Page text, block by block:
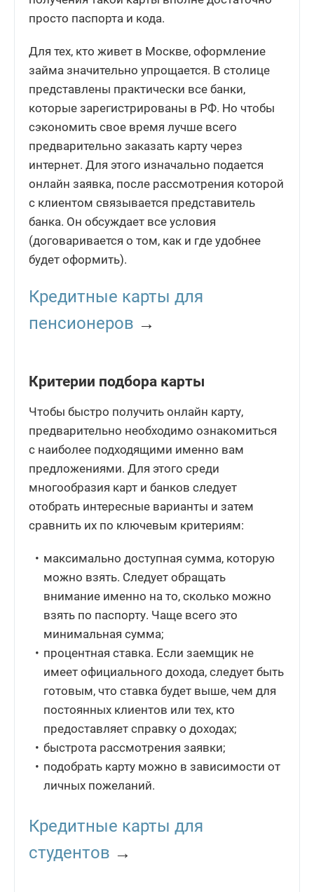
просто паспорта и кода.
Для тех, кто живет в Москве, оформление
займа значительно упрощается. В столице
представлены практически все банки,
которые зарегистрированы в РФ. Но чтобы
сэкономить свое время лучше всего
предварительно заказать карту через
интернет. Для этого изначально подается
онлайн заявка, после рассмотрения которой
с клиентом связывается представитель
банка. Он обсуждает все условия
(договаривается о том, как и где удобнее
будет оформить).
Кредитные карты для
пенсионеров →
Критерии подбора карты
Чтобы быстро получить онлайн карту,
предварительно необходимо ознакомиться
с наиболее подходящими именно вам
предложениями. Для этого среди
многообразия карт и банков следует
отобрать интересные варианты и затем
сравнить их по ключевым критериям:
максимально доступная сумма, которую
можно взять. Следует обращать
внимание именно на то, сколько можно
взять по паспорту. Чаще всего это
минимальная сумма;
процентная ставка. Если заемщик не
имеет официального дохода, следует быть
готовым, что ставка будет выше, чем для
постоянных клиентов или тех, кто
предоставляет справку о доходах;
быстрота рассмотрения заявки;
подобрать карту можно в зависимости от
личных пожеланий.
Кредитные карты для
студентов →